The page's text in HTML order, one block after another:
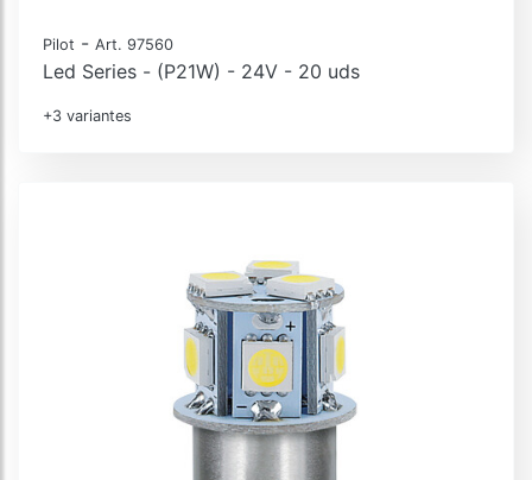
Pilot - Art. 97560
Led Series - (P21W) - 24V - 20 uds
+3 variantes